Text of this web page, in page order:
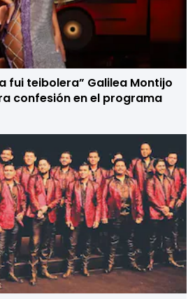
fui teibolera” Galilea Montijo
confesión en el programa